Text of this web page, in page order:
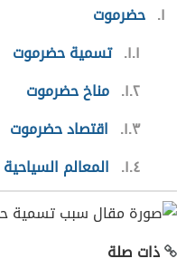
١ حضرموت
١.١ تسمية حضرموت
١.٢ مناخ حضرموت
١.٣
اقتصاد حضرموت
١.٤
المعالم
ذات صلة